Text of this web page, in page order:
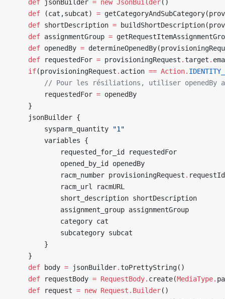
    def
jsonBuilder = new JsonBuilder()
    def
(cat,subcat) =
    def
shortDescription =
    def
assignmentGroup =
    def
openedBy =
    def
requestedFor = provisioningRequest . target .
    if
(provisioningRequest . action == Action.
// Pour les résiliations, utiliser openedBy
        requestedFor
= openedBy
    }
    jsonBuilder {
        sysparm_quantity
"1"
        variables {
            requested_for_id requestedFor
            opened_by_id openedBy
            racm_number provisioningRequest
. requestId
            racm_url racmURL
            short_description shortDescription
            assignment_group assignmentGroup
            category cat
            subcategory subcat
        }
    }
    def
body = jsonBuilder. toPrettyString()
    def
requestBody = RequestBody. create(MediaType.
    def
request = new Request.Builder()